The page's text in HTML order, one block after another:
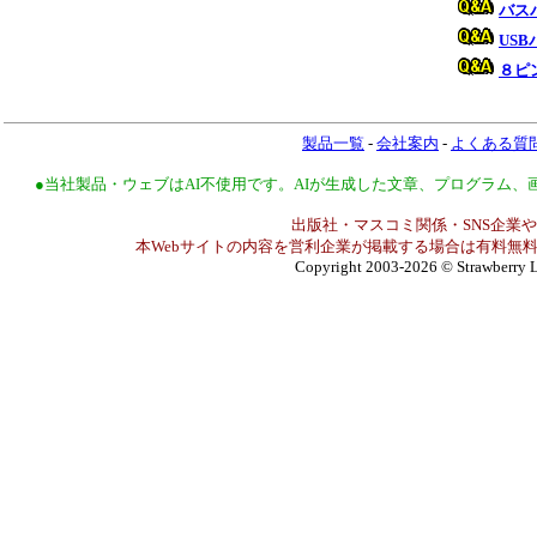
バス
USB
８ピ
製品一覧 - 会社案内 - よくある質
●当社製品・ウェブはAI不使用です。AIが生成した文章、プログラム
出版社・マスコミ関係・SNS企業
本Webサイトの内容を営利企業が掲載する場合は有料無
Copyright 2003-2026 © Strawberry